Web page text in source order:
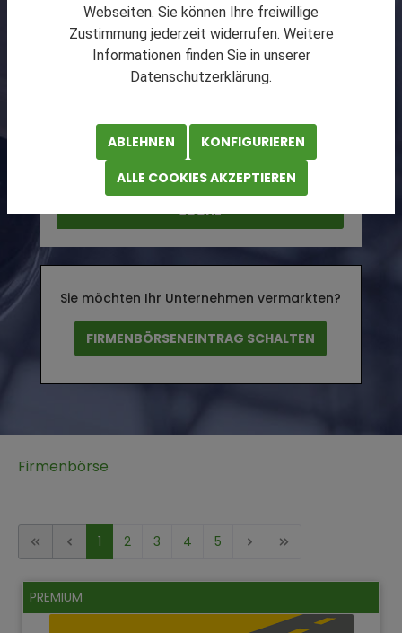
SUCHE
Sie möchten Ihr Unternehmen vermarkten?
FIRMENBÖRSENEINTRAG SCHALTEN
Firmenbörse
1 2 3 4 5
PREMIUM
Webseiten. Sie können Ihre freiwillige
Zustimmung jederzeit widerrufen. Weitere
Informationen finden Sie in unserer
Datenschutzerklärung.
ABLEHNEN
KONFIGURIEREN
ALLE COOKIES AKZEPTIEREN